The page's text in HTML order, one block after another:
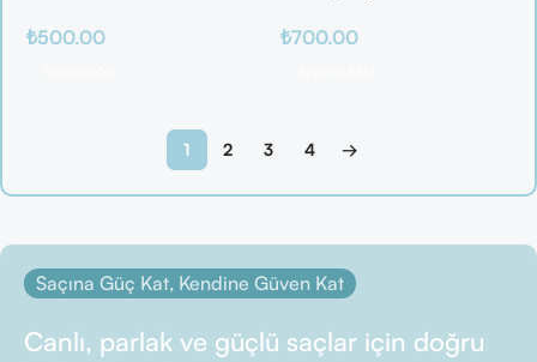
Takımı
₺500.00
₺700.00
1 2 3 4 →
Saçına Güç Kat, Kendine Güven Kat
Canlı, parlak ve güçlü saçlar için doğru